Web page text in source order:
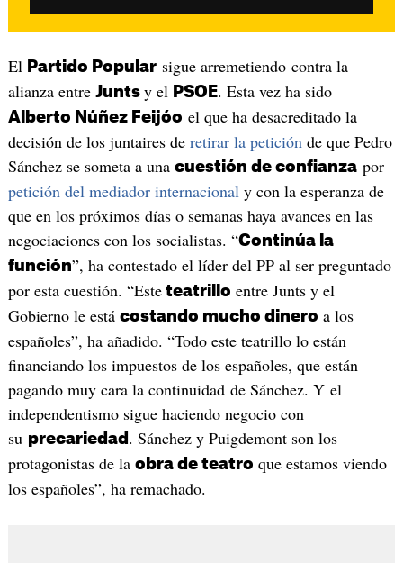
El Partido Popularsigue arremetiendo contra la
alianza entre Junts y el PSOE. Esta vez ha sido
Alberto Núñez Feijóo el que ha desacreditado la
decisión de los juntaires de retirar la peticiónde que Pedro
Sánchez se someta a una cuestión de confianzapor
petición del mediador internacionaly con la esperanza de
que en los próximos días o semanas haya avances en las
negociaciones con los socialistas. “Continúa la
función”, ha contestado el líder del PP al ser preguntado
por esta cuestión. “Esteteatrillo entre Junts y el
Gobierno le está costando mucho dinero a los
españoles”, ha añadido. “Todo este teatrillo lo están
financiando los impuestos de los españoles, que están
pagando muy cara la continuidad de Sánchez. Y el
independentismo sigue haciendo negocio con
su precariedad . Sánchez y Puigdemont son los
protagonistas de la obra de teatro que estamos viendo
los españoles”, ha remachado.